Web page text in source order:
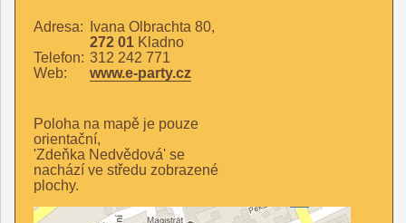
Adresa:
Ivana Olbrachta 80,
272 01 Kladno
Telefon: 312 242 771
Web:
www.e-party.cz
Poloha na mapě je pouze
orientační,
'Zdeňka Nedvědová' se
nachází ve středu zobrazené
plochy.